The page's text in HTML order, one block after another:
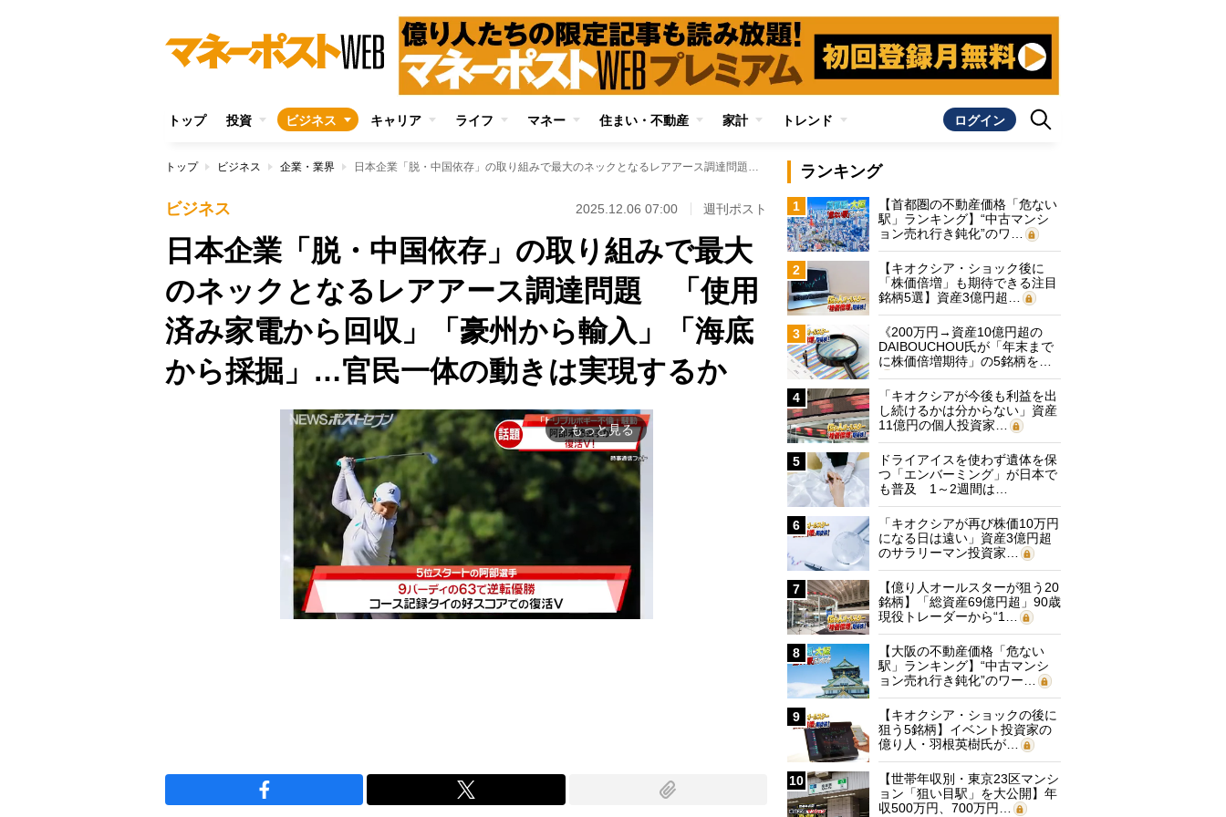
トップ 投資 ビジネス キャリア ライフ マネー 住まい・不動産 家計 トレンド ログイン
トップ ビジネス 企業・業界 日本企業「脱・中国依存」の取り組みで最大のネックとなるレアアース調達問題 「使用済み家電から回収」「豪州から輸入」「海底から採掘」…官民一体の動きは実現するか
ビジネス 2025.12.06 07:00 週刊ポスト
日本企業「脱・中国依存」の取り組みで最大
のネックとなるレアアース調達問題 「使用
済み家電から回収」「豪州から輸入」「海底
から採掘」…官民一体の動きは実現するか
arrow_forward_ios もっと見る
ランキング
1
【首都圏の不動産価格「危ない
駅」ランキング】“中古マンシ
ョン売れ行き鈍化”のワ…
2
【キオクシア・ショック後に
「株価倍増」も期待できる注目
銘柄5選】資産3億円超…
3
《200万円→資産10億円超の
DAIBOUCHOU氏が「年末まで
に株価倍増期待」の5銘柄を…
4
「キオクシアが今後も利益を出
し続けるかは分からない」資産
11億円の個人投資家…
5
ドライアイスを使わず遺体を保
つ「エンバーミング」が日本で
も普及 1～2週間は…
6
「キオクシアが再び株価10万円
になる日は遠い」資産3億円超
のサラリーマン投資家…
7
【億り人オールスターが狙う20
銘柄】「総資産69億円超」90歳
現役トレーダーから“1…
8
【大阪の不動産価格「危ない
駅」ランキング】“中古マンシ
ョン売れ行き鈍化”のワー…
9
【キオクシア・ショックの後に
狙う5銘柄】イベント投資家の
億り人・羽根英樹氏が…
10
【世帯年収別・東京23区マンシ
ョン「狙い目駅」を大公開】年
収500万円、700万円…